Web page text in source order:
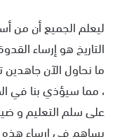
ليعلم الجميع أن من
التاريخ هو إرساء
ما نحاول الآن جاهدين
، مما سيؤذي بنا في
على سلم التعليم و
يساهم في إرساء هذه